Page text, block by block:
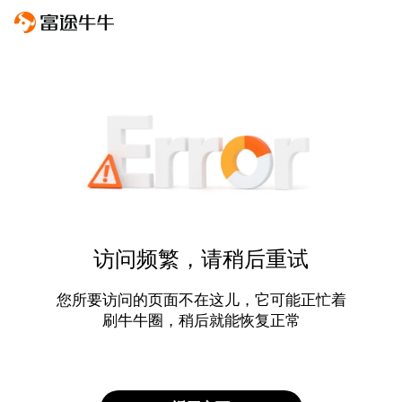
访问频繁，请稍后重试
您所要访问的页面不在这儿，它可能正忙着
刷牛牛圈，稍后就能恢复正常